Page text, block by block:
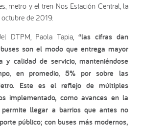
metro y el tren Nos Estación Central, la
de 2019.
DTPM, Paola Tapia,“las cifras dan
son el modo que entrega mayor
y calidad de servicio, manteniéndose
en promedio, 5% por sobre las
Este es el reflejo de múltiples
implementado, como avances en la
llegar a barrios que antes no
público; con buses más modernos,